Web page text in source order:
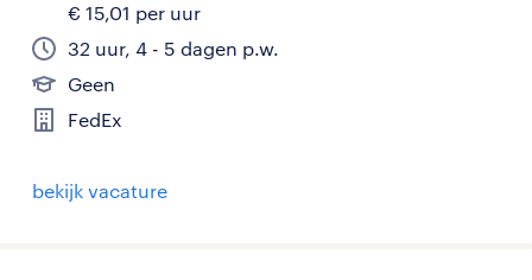
€ 15,01 per uur
32 uur, 4 - 5 dagen p.w.
Geen
FedEx
bekijk vacature